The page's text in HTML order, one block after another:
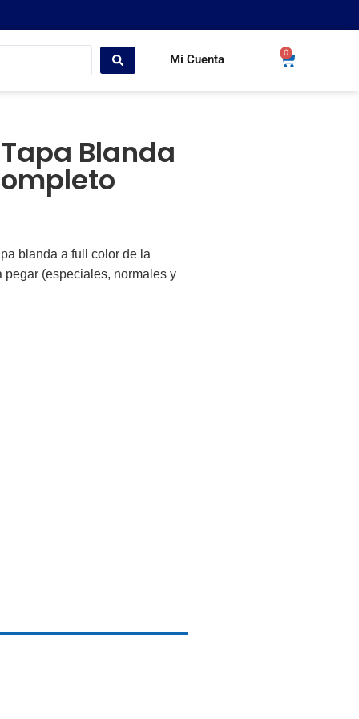
Mi Cuenta
0
Blanda
blanda a full color de la
pegar (especiales, normales y